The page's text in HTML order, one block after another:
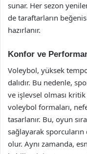
sunar. Her sezon
de taraftarların
hazırlanır.
Konfor ve
Voleybol, yüksek
dalıdır. Bu nedenle,
ve işlevsel olması
voleybol formaları,
tasarlanır. Bu, oyun
sağlayarak sporcuların
olur. Aynı zamanda,